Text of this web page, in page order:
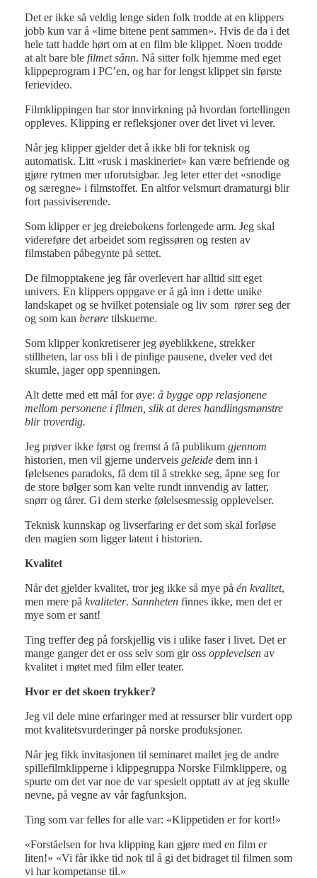
Det er ikke så veldig lenge siden folk trodde at en klippers
jobb kun var å «lime bitene pent sammen». Hvis de da i det
hele tatt hadde hørt om at en film ble klippet. Noen trodde
at alt bare ble filmet sånn. Nå sitter folk hjemme med eget
klippeprogram i PC’en, og har for lengst klippet sin første
ferievideo.
Filmklippingen har stor innvirkning på hvordan fortellingen
oppleves. Klipping er refleksjoner over det livet vi lever.
Når jeg klipper gjelder det å ikke bli for teknisk og
automatisk. Litt «rusk i maskineriet» kan være befriende og
gjøre rytmen mer uforutsigbar. Jeg leter etter det «snodige
og særegne» i filmstoffet. En altfor velsmurt dramaturgi blir
fort passiviserende.
Som klipper er jeg dreiebokens forlengede arm. Jeg skal
videreføre det arbeidet som regissøren og resten av
filmstaben påbegynte på settet.
De filmopptakene jeg får overlevert har alltid sitt eget
univers. En klippers oppgave er å gå inn i dette unike
landskapet og se hvilket potensiale og liv som rører seg der
og som kan berøre tilskuerne.
Som klipper konkretiserer jeg øyeblikkene, strekker
stillheten, lar oss bli i de pinlige pausene, dveler ved det
skumle, jager opp spenningen.
Alt dette med ett mål for øye: å bygge opp relasjonene
mellom personene i filmen, slik at deres handlingsmønstre
blir troverdig.
Jeg prøver ikke først og fremst å få publikum gjennom
historien, men vil gjerne underveis geleide dem inn i
følelsenes paradoks, få dem til å strekke seg, åpne seg for
de store bølger som kan velte rundt innvendig av latter,
snørr og tårer. Gi dem sterke følelsesmessig opplevelser.
Teknisk kunnskap og livserfaring er det som skal forløse
den magien som ligger latent i historien.
Kvalitet
Når det gjelder kvalitet, tror jeg ikke så mye på én kvalitet,
men mere på kvaliteter. Sannheten finnes ikke, men det er
mye som er sant!
Ting treffer deg på forskjellig vis i ulike faser i livet. Det er
mange ganger det er oss selv som gir oss opplevelsen av
kvalitet i møtet med film eller teater.
Hvor er det skoen trykker?
Jeg vil dele mine erfaringer med at ressurser blir vurdert opp
mot kvalitetsvurderinger på norske produksjoner.
Når jeg fikk invitasjonen til seminaret mailet jeg de andre
spillefilmklipperne i klippegruppa Norske Filmklippere, og
spurte om det var noe de var spesielt opptatt av at jeg skulle
nevne, på vegne av vår fagfunksjon.
Ting som var felles for alle var: «Klippetiden er for kort!»
«Forståelsen for hva klipping kan gjøre med en film er
liten!» «Vi får ikke tid nok til å gi det bidraget til filmen som
vi har kompetanse til.»